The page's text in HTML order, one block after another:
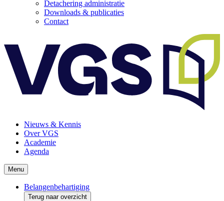
Detachering administratie
Downloads & publicaties
Contact
Nieuws & Kennis
Over VGS
Academie
Agenda
Menu
Belangenbehartiging
Terug naar overzicht